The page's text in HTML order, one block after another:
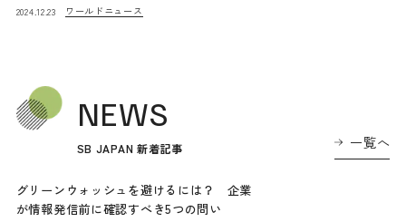
2024.12.23 ワールドニュース
NEWS
SB JAPAN 新着記事 一覧へ
グリーンウォッシュを避けるには？ 企業
が情報発信前に確認すべき5つの問い